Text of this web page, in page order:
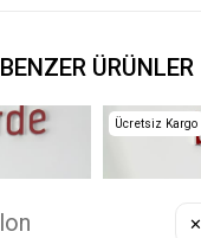
BENZER ÜRÜNLER
Ücretsiz Kargo
✕